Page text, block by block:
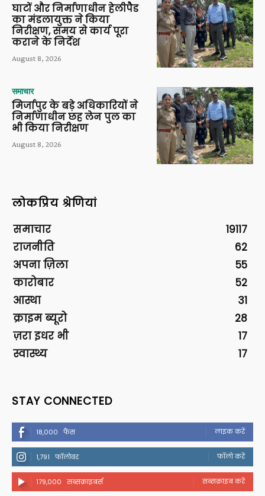
घाटों और निर्माणाधीन हेलीपैड
का मंडलायुक्त ने किया
निरीक्षण, समय से कार्य पूरा
कराने के निर्देश
August 8, 2026
समाचार
मिर्जापुर के बड़े अधिकारियों ने
निर्माणाधीन छह लेन पुल का
भी किया निरीक्षण
August 8, 2026
लोकप्रिय श्रेणियां
समाचार
19117
राजनीति
62
अपना ज़िला
55
कारोबार
52
आस्था
31
क्राइम ब्यूरो
28
ज़रा इधर भी
17
स्वास्थ्य
17
STAY CONNECTED
18,000 फैंस लाइक करें
1,791 फॉलोवर फॉलो करें
179,000 सब्सक्राइबर्स सब्सक्राइब करें